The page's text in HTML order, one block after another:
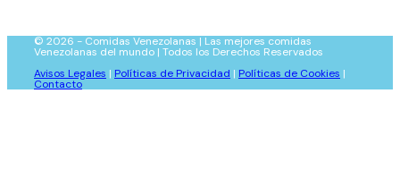
© 2026 - Comidas Venezolanas | Las mejores comidas
Venezolanas del mundo | Todos los Derechos Reservados
Avisos Legales | Políticas de Privacidad | Políticas de Cookies |
Contacto